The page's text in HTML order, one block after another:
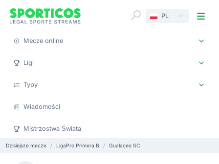
PL
Mecze online
Ligi
Typy
Wiadomości
Mistrzostwa Świata
Dzisiejsze mecze LigaPro Primera B Gualaceo SC